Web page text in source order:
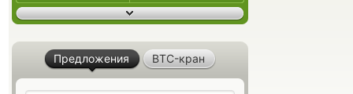
Предложения BTC-кран